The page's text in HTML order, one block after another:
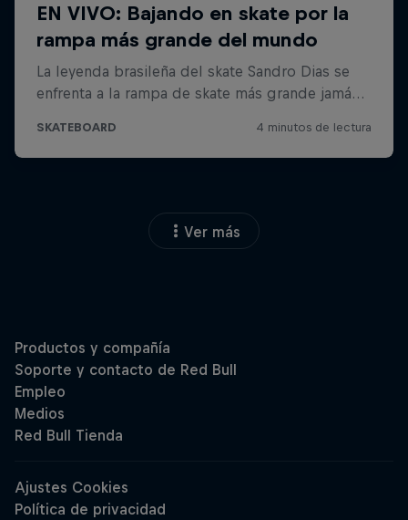
Ver más